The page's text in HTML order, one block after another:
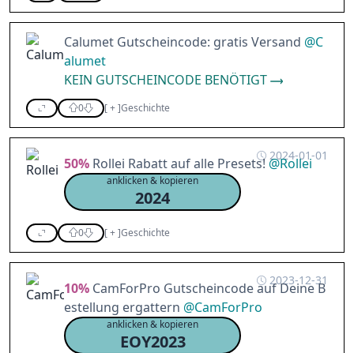
Calumet Gutscheincode: gratis Versand @C
alumet
KEIN GUTSCHEINCODE BENÖTIGT
0 [+]Geschichte
2024-01-01
50% Rollei Rabatt auf alle Presets! @Rollei
anklicken & kopieren
2024
0 [+]Geschichte
2023-12-31
10% CamForPro Gutscheincode auf Deine B
estellung ergattern @CamForPro
anklicken & kopieren
EOY2023